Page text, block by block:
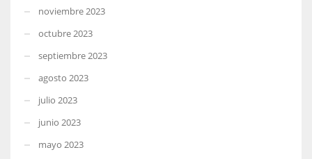
noviembre 2023
octubre 2023
septiembre 2023
agosto 2023
julio 2023
junio 2023
mayo 2023